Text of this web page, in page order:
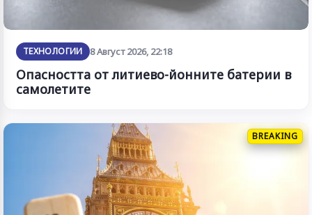
ТЕХНОЛОГИИ 8 Август 2026, 22:18
Опасността от литиево-йонните батерии в
самолетите
BREAKING